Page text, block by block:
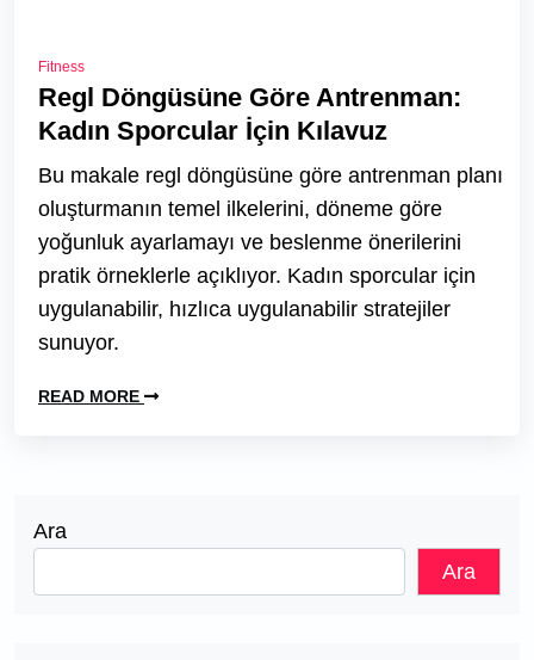
Fitness
Regl Döngüsüne Göre Antrenman:
Kadın Sporcular İçin Kılavuz
Bu makale regl döngüsüne göre antrenman planı
oluşturmanın temel ilkelerini, döneme göre
yoğunluk ayarlamayı ve beslenme önerilerini
pratik örneklerle açıklıyor. Kadın sporcular için
uygulanabilir, hızlıca uygulanabilir stratejiler
sunuyor.
READ MORE
Ara
Ara